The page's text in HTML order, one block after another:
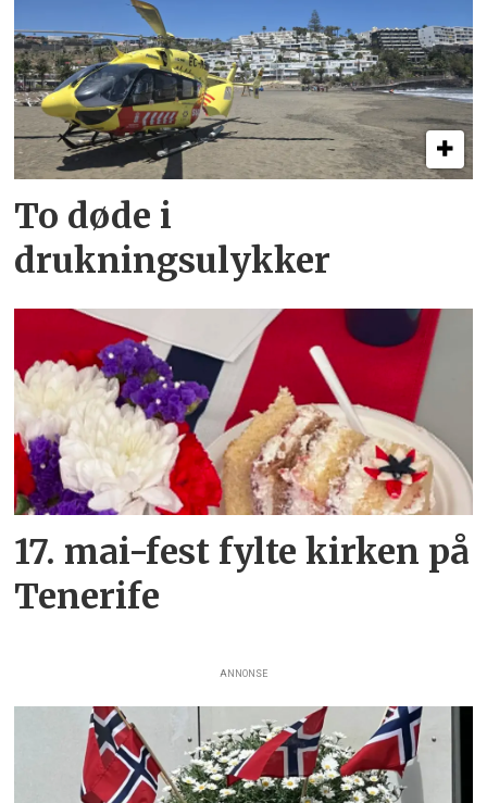
To døde i
drukningsulykker
17. mai-fest fylte kirken på
Tenerife
ANNONSE